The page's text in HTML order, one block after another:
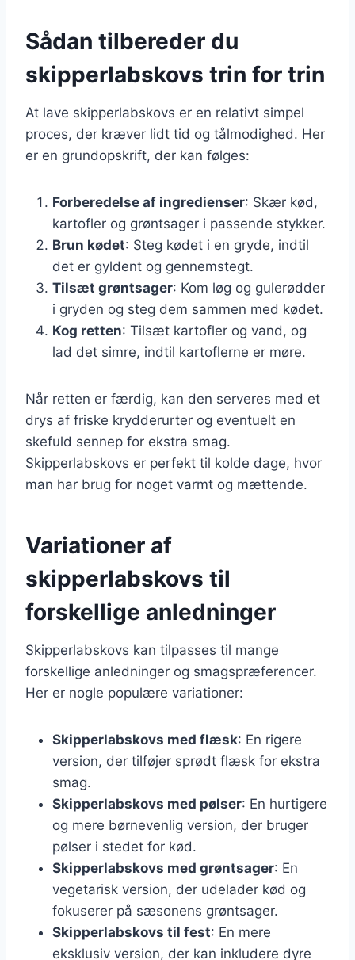
Sådan tilbereder du
skipperlabskovs trin for trin
At lave skipperlabskovs er en relativt simpel
proces, der kræver lidt tid og tålmodighed. Her
er en grundopskrift, der kan følges:
Forberedelse af ingredienser: Skær kød,
kartofler og grøntsager i passende stykker.
Brun kødet: Steg kødet i en gryde, indtil
det er gyldent og gennemstegt.
Tilsæt grøntsager: Kom løg og gulerødder
i gryden og steg dem sammen med kødet.
Kog retten: Tilsæt kartofler og vand, og
lad det simre, indtil kartoflerne er møre.
Når retten er færdig, kan den serveres med et
drys af friske krydderurter og eventuelt en
skefuld sennep for ekstra smag.
Skipperlabskovs er perfekt til kolde dage, hvor
man har brug for noget varmt og mættende.
Variationer af
skipperlabskovs til
forskellige anledninger
Skipperlabskovs kan tilpasses til mange
forskellige anledninger og smagspræferencer.
Her er nogle populære variationer:
Skipperlabskovs med flæsk: En rigere
version, der tilføjer sprødt flæsk for ekstra
smag.
Skipperlabskovs med pølser: En hurtigere
og mere børnevenlig version, der bruger
pølser i stedet for kød.
Skipperlabskovs med grøntsager: En
vegetarisk version, der udelader kød og
fokuserer på sæsonens grøntsager.
Skipperlabskovs til fest: En mere
eksklusiv version, der kan inkludere dyre